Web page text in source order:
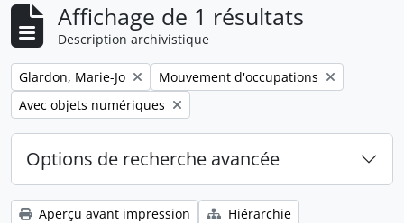
Affichage de 1 résultats
Description archivistique
Remove filter:
Glardon, Marie-Jo Remove filter:
Mouvement d'occupations
Remove filter:
Avec objets numériques
Options de recherche avancée
Aperçu avant impression
Hiérarchie